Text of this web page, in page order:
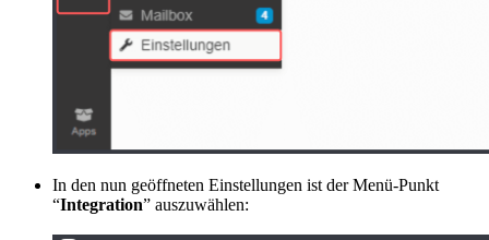
In den nun geöffneten Einstellungen ist der Menü-Punkt
“Integration” auszuwählen: